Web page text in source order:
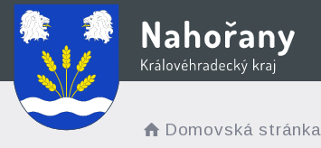
Domovská stránka